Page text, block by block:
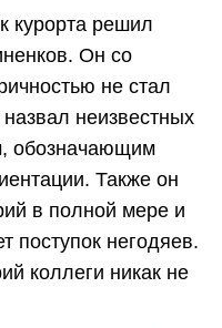
курорта решил
Он со
не стал
неизвестных
обозначающим
Также он
в полной мере и
поступок негодяев.
коллеги никак не